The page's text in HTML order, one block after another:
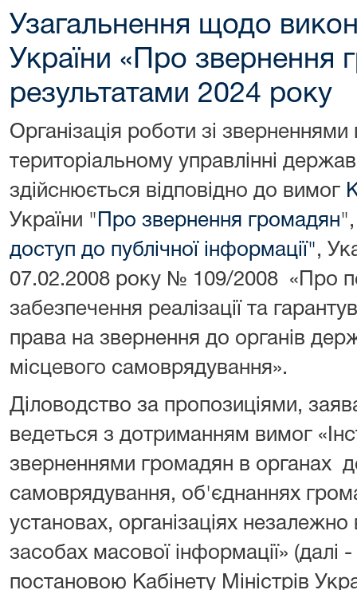
Узагальнення щодо
України «Про звернення
результатами 2024 року
Організація роботи зі
територіальному управлінні
здійснюється відповідно до вимог
України " Про звернення громадян
доступ до публічної інформації",
07.02.2008 року № 109/2008 «Про
забезпечення реалізації та
права на звернення до органів
місцевого самоврядування».
Діловодство за пропозиціями,
ведеться з дотриманням вимог
зверненнями громадян в органах
самоврядування, об'єднаннях
установах, організаціях
засобах масової інформації» (далі
постановою Кабінету Міністрів